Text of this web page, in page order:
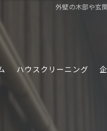
外壁の木部や玄
ハウスクリーニング